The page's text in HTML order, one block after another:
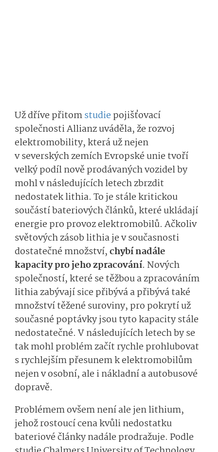
Už dříve přitomstudiepojišťovací
společnosti Allianz uváděla, že rozvoj
elektromobility, která už nejen
v severských zemích Evropské unie tvoří
velký podíl nově prodávaných vozidel by
mohl v následujících letech zbrzdit
nedostatek lithia. To je stále kritickou
součástí bateriových článků, které ukládají
energie pro provoz elektromobilů. Ačkoliv
světových zásob lithia je v současnosti
dostatečné množství,chybí nadále
kapacity pro jeho zpracování. Nových
společností, které se těžbou a zpracováním
lithia zabývají sice přibývá a přibývá také
množství těžené suroviny, pro pokrytí už
současné poptávky jsou tyto kapacity stále
nedostatečné. V následujících letech by se
tak mohl problém začít rychle prohlubovat
s rychlejším přesunem k elektromobilům
nejen v osobní, ale i nákladní a autobusové
dopravě.
Problémem ovšem není ale jen lithium,
jehož rostoucí cena kvůli nedostatku
bateriové články nadále prodražuje. Podle